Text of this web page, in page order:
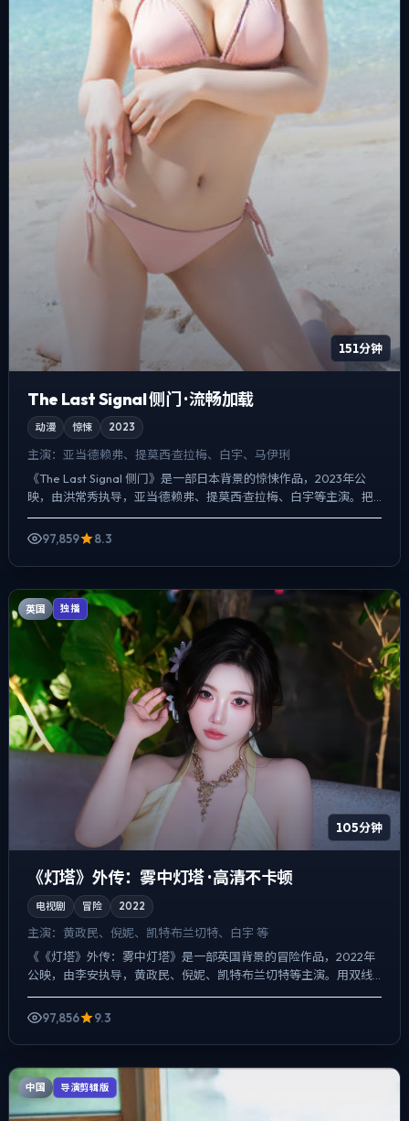
151分钟
The Last Signal 侧门 · 流畅加载
动漫 惊悚 2023
主演： 亚当·德赖弗、提莫西·查拉梅、白宇、马伊琍
《The Last Signal 侧门》是一部日本背景的惊悚作品，2023年公
映，由洪常秀执导，亚当·德赖弗、提莫西·查拉梅、白宇等主演。把
城市当作角色来写，夜景与雨声贯穿全片...
97,859
8.3
英国 独播
105分钟
《灯塔》外传：雾中灯塔 · 高清不卡顿
电视剧 冒险 2022
主演： 黄政民、倪妮、凯特·布兰切特、白宇 等
《《灯塔》外传：雾中灯塔》是一部英国背景的冒险作品，2022年
公映，由李安执导，黄政民、倪妮、凯特·布兰切特等主演。用双线
叙事把过去与现在拧成一股绳，人物在道德灰区反复试探，观...
97,856
9.3
中国 导演剪辑版